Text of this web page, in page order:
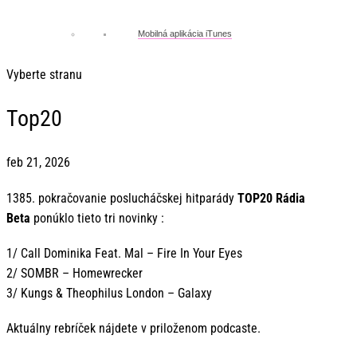
Mobilná aplikácia iTunes
Vyberte stranu
Top20
feb 21, 2026
1385. pokračovanie poslucháčskej hitparády TOP20 Rádia
Beta ponúklo tieto tri novinky :
1/ Call Dominika Feat. Mal – Fire In Your Eyes
2/ SOMBR – Homewrecker
3/ Kungs & Theophilus London – Galaxy
Aktuálny rebríček nájdete v priloženom podcaste.